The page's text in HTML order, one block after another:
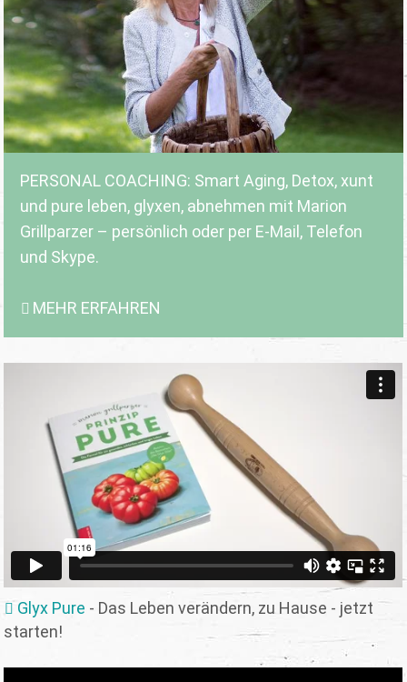
PERSONAL COACHING: Smart Aging, Detox, xunt
und pure leben, glyxen, abnehmen mit Marion
Grillparzer – persönlich oder per E-Mail, Telefon
und Skype.
MEHR ERFAHREN
Glyx Pure - Das Leben verändern, zu Hause - jetzt
starten!